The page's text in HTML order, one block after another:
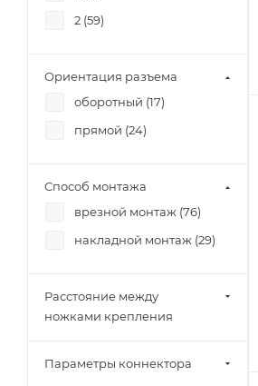
2 (59)
Ориентация разъема
оборотный (17)
прямой (24)
Способ монтажа
врезной монтаж (76)
накладной монтаж (29)
Расстояние между
ножками крепления
Параметры коннектора